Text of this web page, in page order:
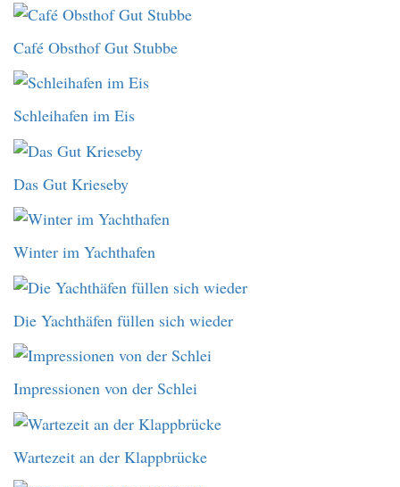
Café Obsthof Gut Stubbe
Schleihafen im Eis
Das Gut Krieseby
Winter im Yachthafen
Die Yachthäfen füllen sich wieder
Impressionen von der Schlei
Wartezeit an der Klappbrücke